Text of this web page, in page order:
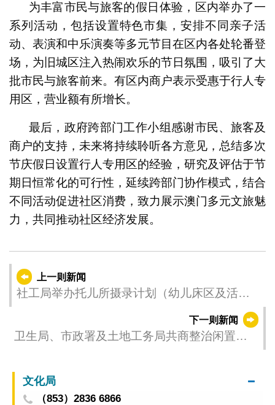
为丰富市民与旅客的假日体验，区内举办了一
系列活动，包括设置特色市集，安排不同亲子活
动、表演和中乐演奏等多元节目在区内各处轮番登
场，为旧城区注入热闹欢乐的节日氛围，吸引了大
批市民与旅客前来。有区内商户表示受惠于行人专
用区，营业额有所增长。
最后，政府跨部门工作小组感谢市民、旅客及
商户的支持，未来将持续聆听各方意见，总结多次
节庆假日设置行人专用区的经验，研究及评估于节
期日恒常化的可行性，延续跨部门协作模式，结合
不同活动促进社区消费，致力展示澳门多元文旅魅
力，共同推动社区经济发展。
上一则新闻
社工局举办托儿所摄录计划（幼儿床区及活动
下一则新闻
卫生局、市政署及土地工务局共商整治闲置土
文化局
（853）2836 6866